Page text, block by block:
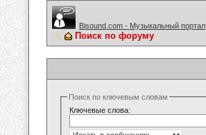
Bisound.com - Музыкальный портал
Поиск по форуму
Поиск по ключевым словам
Ключевые слова: